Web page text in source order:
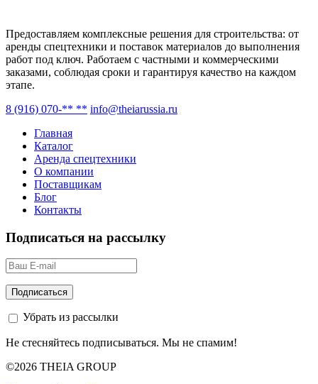
Предоставляем комплексные решения для строительства: от
аренды спецтехники и поставок материалов до выполнения
работ под ключ. Работаем с частными и коммерческими
заказами, соблюдая сроки и гарантируя качество на каждом
этапе.
8 (916) 070-** ** info@theiarussia.ru
Главная
Каталог
Аренда спецтехники
О компании
Поставщикам
Блог
Контакты
Подписаться на рассылку
Убрать из рассылки
Не стесняйтесь подписываться. Мы не спамим!
©2026 THEIA GROUP